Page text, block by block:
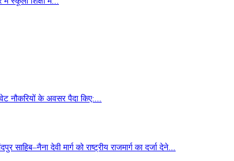
नौकरियों के अवसर पैदा किए:...
देवी मार्ग को राष्ट्रीय राजमार्ग का दर्जा देने...